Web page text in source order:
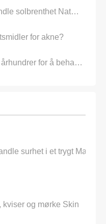
Hjem rettsmidler for å behandle solbrenthet Naturally
for akne?
Herbal rettsmidler Bekreftet århundrer for å behandle BV
surhet i et trygt Manner
kviser og mørke Skin